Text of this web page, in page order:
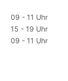
09 - 11 Uhr
15 - 19 Uhr
09 - 11 Uhr